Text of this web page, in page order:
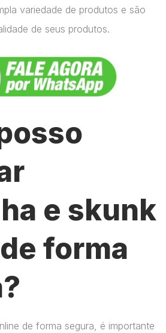
variedade de produtos e são
de seus produtos.
e skunk
forma
de forma segura, é importante